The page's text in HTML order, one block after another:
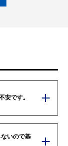
安です。
いので基